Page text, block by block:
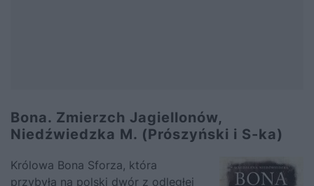
Bona. Zmierzch Jagiellonów,
Niedźwiedzka M. (Prószyński i S-ka)
Królowa Bona Sforza, która
przybyła na polski dwór z odległej